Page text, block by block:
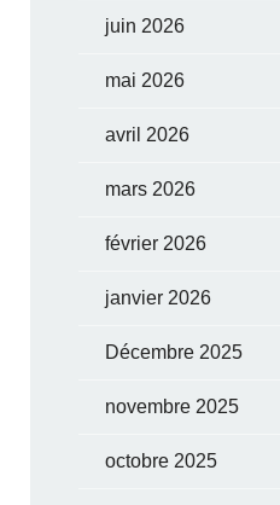
juin 2026
mai 2026
avril 2026
mars 2026
février 2026
janvier 2026
Décembre 2025
novembre 2025
octobre 2025